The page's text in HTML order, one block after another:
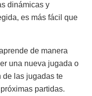
dinámicas y
es más fácil que
de manera
una nueva jugada o
de las jugadas te
partidas.